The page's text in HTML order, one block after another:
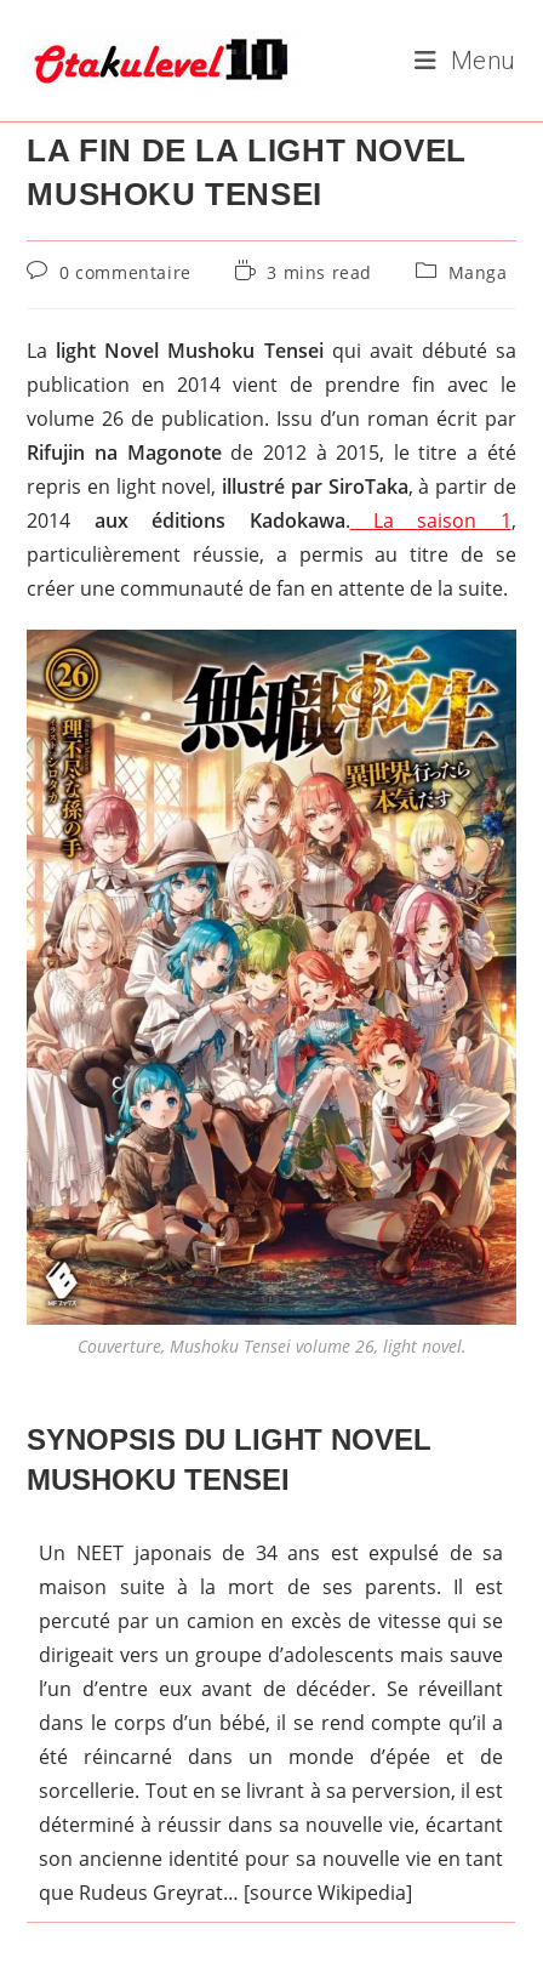
content
Menu
LA FIN DE LA LIGHT NOVEL
MUSHOKU TENSEI
Commentaires
publication :
0 commentaire
Temps3 mins read
PostManga
La light Novel Mushoku Tenseiqui avait débuté sa
publication en 2014 vient de prendre fin avec le
volume 26 de publication. Issu d’un roman écrit par
Rifujin na Magonotede 2012 à 2015, le titre a été
repris en light novel, illustré par SiroTaka, à partir de
2014 aux éditions Kadokawa. La saison 1,
particulièrement réussie, a permis au titre de se
créer une communauté de fan en attente de la suite.
Couverture, Mushoku Tensei volume 26, light novel.
SYNOPSIS DU LIGHT NOVEL
MUSHOKU TENSEI
Un NEET japonais de 34 ans est expulsé de sa
maison suite à la mort de ses parents. Il est
percuté par un camion en excès de vitesse qui se
dirigeait vers un groupe d’adolescents mais sauve
l’un d’entre eux avant de décéder. Se réveillant
dans le corps d’un bébé, il se rend compte qu’il a
été réincarné dans un monde d’épée et de
sorcellerie. Tout en se livrant à sa perversion, il est
déterminé à réussir dans sa nouvelle vie, écartant
son ancienne identité pour sa nouvelle vie en tant
que Rudeus Greyrat… [source Wikipedia]